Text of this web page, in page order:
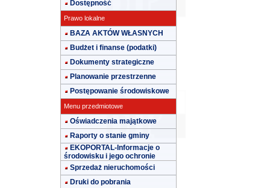
Dostępność
Prawo lokalne
BAZA AKTÓW WŁASNYCH
Budżet i finanse (podatki)
Dokumenty strategiczne
Planowanie przestrzenne
Postępowanie środowiskowe
Menu przedmiotowe
Oświadczenia majątkowe
Raporty o stanie gminy
EKOPORTAL-Informacje o
środowisku i jego ochronie
Sprzedaż nieruchomości
Druki do pobrania